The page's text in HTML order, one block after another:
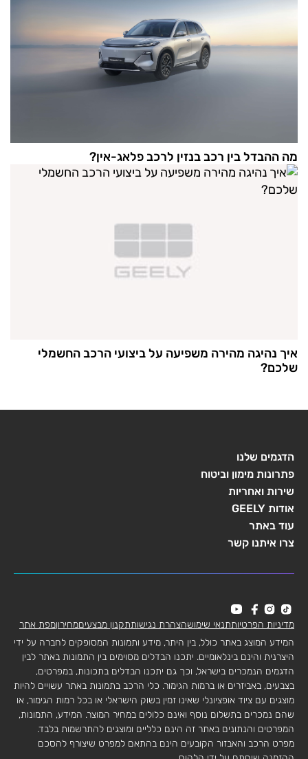
מה ההבדל בין רכב בנזין לרכב פלאג-אין?
איך נהיגה מהירה משפיעה על ביצועי הרכב החשמלי
שלכם?
הדגמים שלנו
פתרונות מימון וביטוח
שירות ואחריות
אודות GEELY
עוד באתר
צרו איתנו קשר
מדיניות הפרטיותתנאי שימושהצהרת נגישותתקנון מבצעיםמחירוןמפת אתר
המידע המוצג באתר כולל, בין היתר, מידע ותמונות המסופקים לחברה על ידי
היצרנית והינם בינלאומיים. יתכנו הבדלים מסוימים בין התמונות באתר לבין
הדגמים הנמכרים בישראל, וכך גם יתכנו הבדלים בתכונות, במפרטים,
בצבעים, באביזרים או ברמות הגימור. כלי הרכב בתמונות באתר עשויים להיות
מוצגים עם ציוד אופציונלי שאינו זמין בשוק הישראלי או בכל רמות הגימור, או
שהם נמכרים בתשלום נוסף ואינם כלולים במחיר המוצר. המידע, התמונות,
המפרטים והנתונים באתר זה הינם כלליים ומוצגים להתרשמות בלבד.
מפרט הרכב והאבזור הקובעים הינם בהתאם למפרט שיצורף להסכם